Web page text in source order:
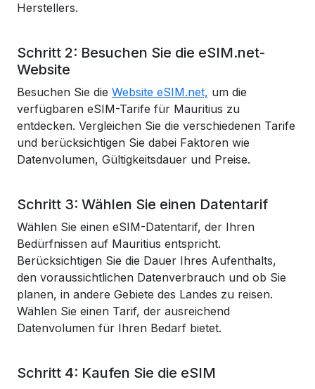
Herstellers.
Schritt 2: Besuchen Sie die eSIM.net-
Website
Besuchen Sie die Website eSIM.net, um die
verfügbaren eSIM-Tarife für Mauritius zu
entdecken. Vergleichen Sie die verschiedenen Tarife
und berücksichtigen Sie dabei Faktoren wie
Datenvolumen, Gültigkeitsdauer und Preise.
Schritt 3: Wählen Sie einen Datentarif
Wählen Sie einen eSIM-Datentarif, der Ihren
Bedürfnissen auf Mauritius entspricht.
Berücksichtigen Sie die Dauer Ihres Aufenthalts,
den voraussichtlichen Datenverbrauch und ob Sie
planen, in andere Gebiete des Landes zu reisen.
Wählen Sie einen Tarif, der ausreichend
Datenvolumen für Ihren Bedarf bietet.
Schritt 4: Kaufen Sie die eSIM